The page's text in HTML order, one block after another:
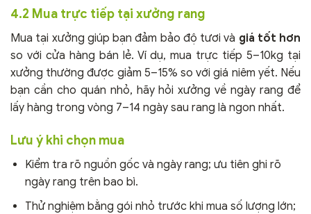
4.2 Mua trực tiếp tại xưởng rang
Mua tại xưởng giúp bạn đảm bảo độ tươi và giá tốt hơn
so với cửa hàng bán lẻ. Ví dụ, mua trực tiếp 5–10kg tại
xưởng thường được giảm 5–15% so với giá niêm yết. Nếu
bạn cần cho quán nhỏ, hãy hỏi xưởng về ngày rang để
lấy hàng trong vòng 7–14 ngày sau rang là ngon nhất.
Lưu ý khi chọn mua
Kiểm tra rõ nguồn gốc và ngày rang; ưu tiên ghi rõ
ngày rang trên bao bì.
Thử nghiệm bằng gói nhỏ trước khi mua số lượng lớn;